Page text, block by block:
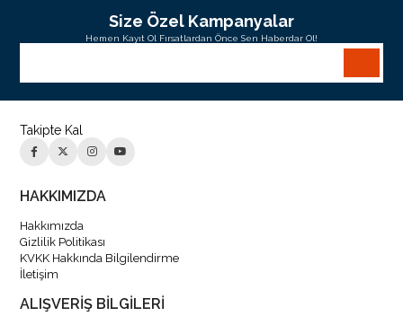
Size Özel Kampanyalar
Hemen Kayıt Ol Fırsatlardan Önce Sen Haberdar Ol!
Takipte Kal
HAKKIMIZDA
Hakkımızda
Gizlilik Politikası
KVKK Hakkında Bilgilendirme
İletişim
ALIŞVERİŞ BİLGİLERİ